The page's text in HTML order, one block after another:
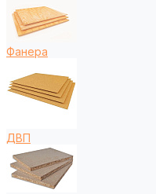
Фанера
ДВП